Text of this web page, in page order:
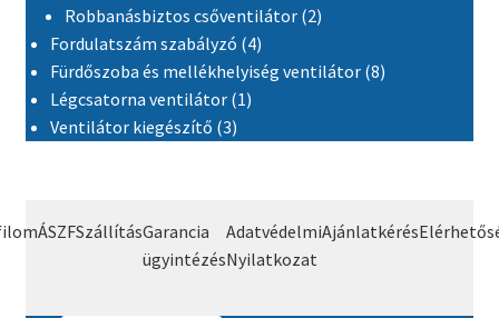
Robbanásbiztos csőventilátor 22 termék
Fordulatszám szabályzó 44 termék
Fürdőszoba és mellékhelyiség ventilátor 88 termék
Légcsatorna ventilátor 11 termék
Ventilátor kiegészítő 33 termék
ÁSZFSzállításGarancia
ügyintézés
Adatvédelmi
Nyilatkozat
Ajánlatkérés